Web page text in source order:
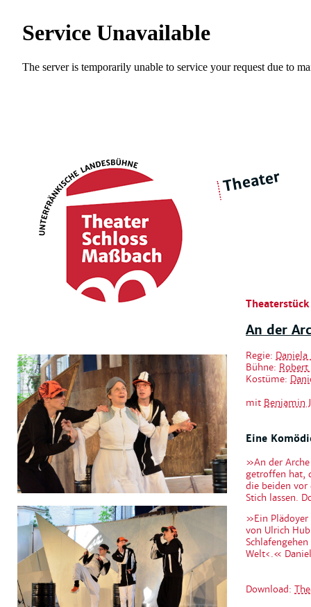
An der
Regie: Daniela
Bühne:
Kostüme:
mit Benjamin
Eine
»An der
getroffen hat,
die beiden
Stich lassen.
»Ein Plädoyer
von Ulrich
Welt‹.«
Download:
Theater